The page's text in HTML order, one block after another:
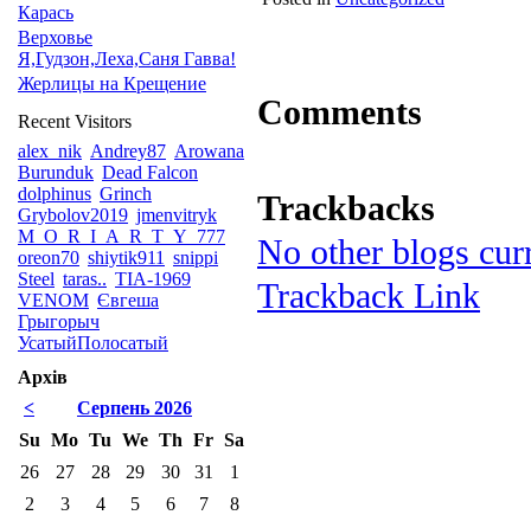
Comments
Trackbacks
No other blogs
Trackback Link
Карась
Верховье
Я,Гудзон,Леха,Саня Гавва!
Жерлицы на Крещение
Recent Visitors
alex_nik Andrey87 Arowana
Burunduk Dead Falcon
dolphinus Grinch
Grybolov2019 jmenvitryk
M_O_R_I_A_R_T_Y_777
oreon70 shiytik911 snippi
Steel taras.. TIA-1969
VENOM Євгеша
Грыгорыч
УсатыйПолосатый
Архів
<
Серпень 2026
Su Mo Tu We Th Fr Sa
26
27 28 29 30 31
1
2
3 4 5 6 7
8